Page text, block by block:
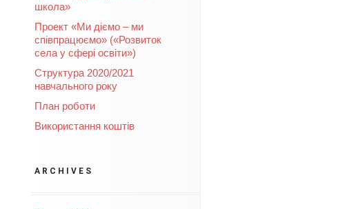
школа»
Проект «Ми діємо – ми
співпрацюємо» («Розвиток
села у сфері освіти»)
Структура 2020/2021
навчального року
План роботи
Використання коштів
ARCHIVES